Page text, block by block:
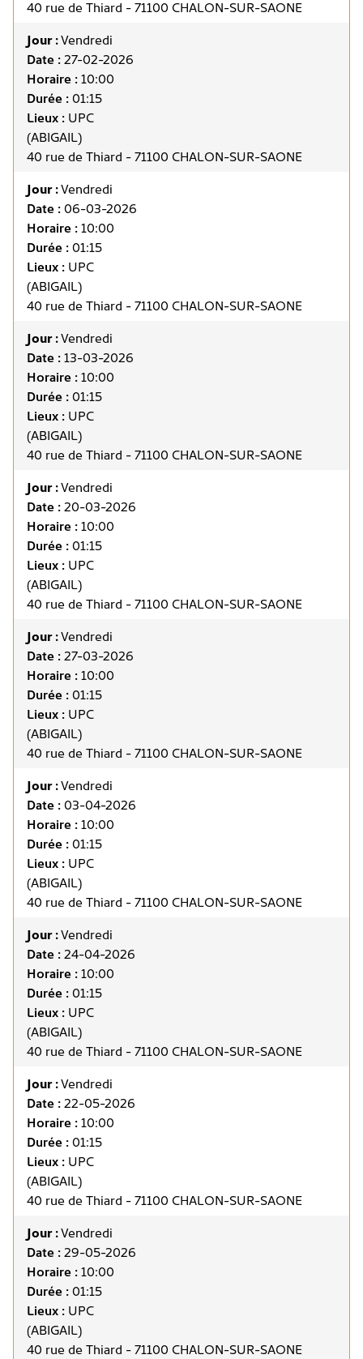
40 rue de Thiard - 71100 CHALON-SUR-SAONE
Jour :Vendredi
Date :27-02-2026
Horaire :10:00
Durée :01:15
Lieux : UPC
(ABIGAIL)
40 rue de Thiard - 71100 CHALON-SUR-SAONE
Jour :Vendredi
Date :06-03-2026
Horaire :10:00
Durée :01:15
Lieux : UPC
(ABIGAIL)
40 rue de Thiard - 71100 CHALON-SUR-SAONE
Jour :Vendredi
Date :13-03-2026
Horaire :10:00
Durée :01:15
Lieux : UPC
(ABIGAIL)
40 rue de Thiard - 71100 CHALON-SUR-SAONE
Jour :Vendredi
Date :20-03-2026
Horaire :10:00
Durée :01:15
Lieux : UPC
(ABIGAIL)
40 rue de Thiard - 71100 CHALON-SUR-SAONE
Jour :Vendredi
Date :27-03-2026
Horaire :10:00
Durée :01:15
Lieux : UPC
(ABIGAIL)
40 rue de Thiard - 71100 CHALON-SUR-SAONE
Jour :Vendredi
Date :03-04-2026
Horaire :10:00
Durée :01:15
Lieux : UPC
(ABIGAIL)
40 rue de Thiard - 71100 CHALON-SUR-SAONE
Jour :Vendredi
Date :24-04-2026
Horaire :10:00
Durée :01:15
Lieux : UPC
(ABIGAIL)
40 rue de Thiard - 71100 CHALON-SUR-SAONE
Jour :Vendredi
Date :22-05-2026
Horaire :10:00
Durée :01:15
Lieux : UPC
(ABIGAIL)
40 rue de Thiard - 71100 CHALON-SUR-SAONE
Jour :Vendredi
Date :29-05-2026
Horaire :10:00
Durée :01:15
Lieux : UPC
(ABIGAIL)
40 rue de Thiard - 71100 CHALON-SUR-SAONE